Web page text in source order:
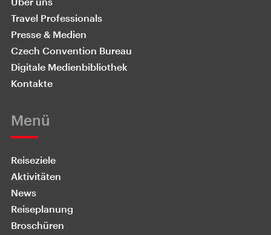
Travel Professionals
Presse & Medien
Czech Convention Bureau
Digitale Medienbibliothek
Kontakte
Menü
Reiseziele
Aktivitäten
News
Reiseplanung
Broschüren